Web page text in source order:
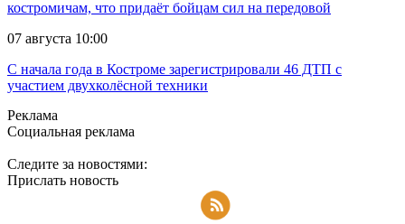
костромичам, что придаёт бойцам сил на передовой
07 августа 10:00
С начала года в Костроме зарегистрировали 46 ДТП с
участием двухколёсной техники
Реклама
Социальная реклама
Следите за новостями:
Прислать новость